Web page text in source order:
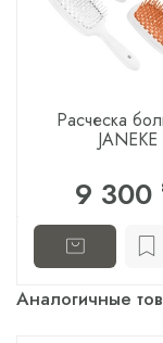
Расческа
JANEKE
9 300
Аналогичные